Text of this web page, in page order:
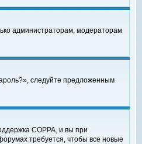
администраторам, модераторам
следуйте предложенным
COPPA, и вы при
требуется, чтобы все новые